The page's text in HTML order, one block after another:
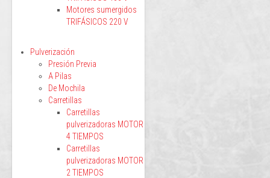
Motores sumergidos
TRIFÁSICOS 220 V
Pulverización
Presión Previa
A Pilas
De Mochila
Carretillas
Carretillas
pulverizadoras MOTOR
4 TIEMPOS
Carretillas
pulverizadoras MOTOR
2 TIEMPOS